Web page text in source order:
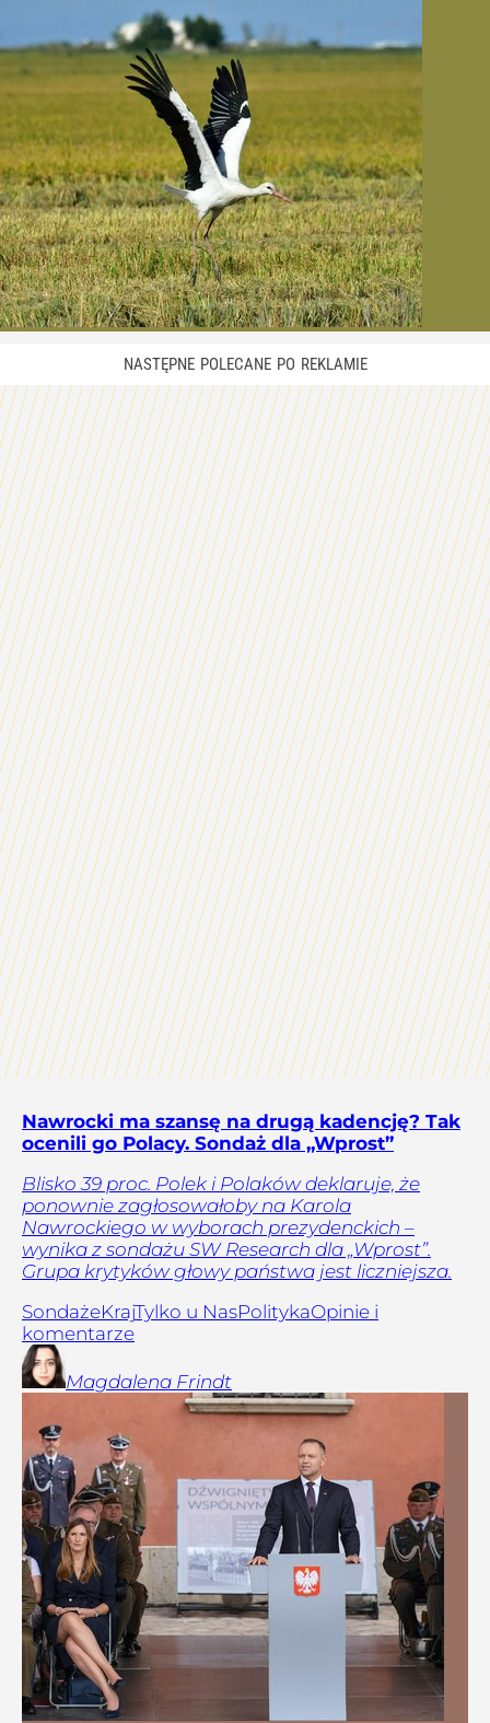
Nawrocki ma szansę na drugą kadencję? Tak
ocenili go Polacy. Sondaż dla „Wprost”
Blisko 39 proc. Polek i Polaków deklaruje, że
ponownie zagłosowałoby na Karola
Nawrockiego w wyborach prezydenckich –
wynika z sondażu SW Research dla „Wprost”.
Grupa krytyków głowy państwa jest liczniejsza.
SondażeKrajTylko u NasPolitykaOpinie i
komentarze
Magdalena Frindt